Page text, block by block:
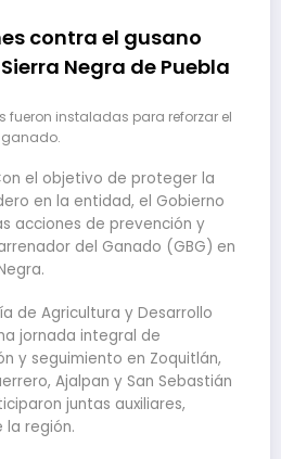
contra el gusano
Negra de Puebla
fueron instaladas para reforzar el
el objetivo de proteger la
en la entidad, el Gobierno
acciones de prevención y
del Ganado (GBG) en
de Agricultura y Desarrollo
jornada integral de
y seguimiento en Zoquitlán,
Ajalpan y San Sebastián
juntas auxiliares,
la región.